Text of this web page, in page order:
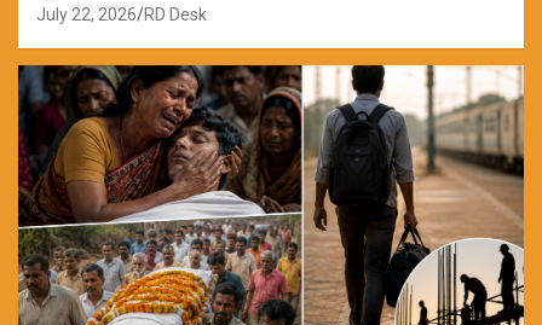
July 22, 2026 RD Desk